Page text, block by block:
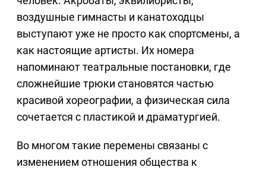
воздушные гимнасты и канатоходцы
выступают уже не просто как спортсмены, а
как настоящие артисты. Их номера
напоминают театральные постановки, где
сложнейшие трюки становятся частью
красивой хореографии, а физическая сила
сочетается с пластикой и драматургией.
Во многом такие перемены связаны с
изменением отношения общества к